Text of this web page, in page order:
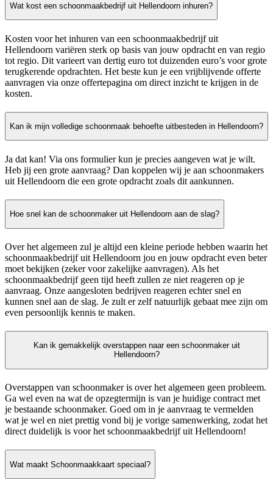
Wat kost een schoonmaakbedrijf uit Hellendoorn inhuren?
Kosten voor het inhuren van een schoonmaakbedrijf uit
Hellendoorn variëren sterk op basis van jouw opdracht en van regio
tot regio. Dit varieert van dertig euro tot duizenden euro’s voor grote
terugkerende opdrachten. Het beste kun je een vrijblijvende offerte
aanvragen via onze offertepagina om direct inzicht te krijgen in de
kosten.
Kan ik mijn volledige schoonmaak behoefte uitbesteden in Hellendoorn?
Ja dat kan! Via ons formulier kun je precies aangeven wat je wilt.
Heb jij een grote aanvraag? Dan koppelen wij je aan schoonmakers
uit Hellendoorn die een grote opdracht zoals dit aankunnen.
Hoe snel kan de schoonmaker uit Hellendoorn aan de slag?
Over het algemeen zul je altijd een kleine periode hebben waarin het
schoonmaakbedrijf uit Hellendoorn jou en jouw opdracht even beter
moet bekijken (zeker voor zakelijke aanvragen). Als het
schoonmaakbedrijf geen tijd heeft zullen ze niet reageren op je
aanvraag. Onze aangesloten bedrijven reageren echter snel en
kunnen snel aan de slag. Je zult er zelf natuurlijk gebaat mee zijn om
even persoonlijk kennis te maken.
Kan ik gemakkelijk overstappen naar een schoonmaker uit
Hellendoorn?
Overstappen van schoonmaker is over het algemeen geen probleem.
Ga wel even na wat de opzegtermijn is van je huidige contract met
je bestaande schoonmaker. Goed om in je aanvraag te vermelden
wat je wel en niet prettig vond bij je vorige samenwerking, zodat het
direct duidelijk is voor het schoonmaakbedrijf uit Hellendoorn!
Wat maakt Schoonmaakkaart speciaal?